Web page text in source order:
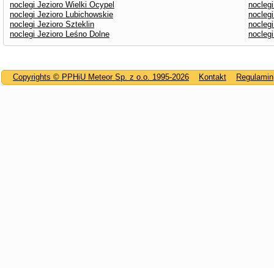
noclegi Jezioro Wielki Ocypel
noclegi Jezioro Lubichowskie
noclegi Jezioro Szteklin
noclegi Jezioro Leśno Dolne
Copyrights © PPHiU Meteor Sp. z o.o. 1995-2026 Kontakt Regulamin